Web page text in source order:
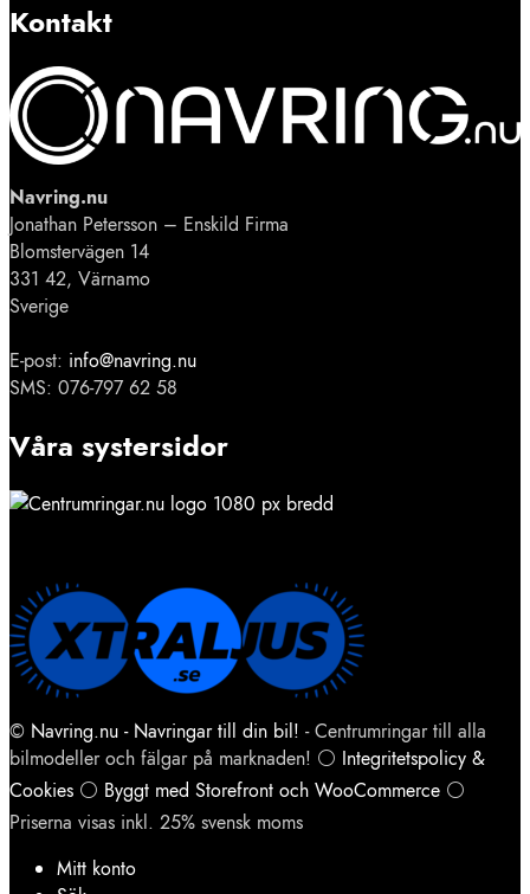
Kontakt
Navring.nu
Jonathan Petersson – Enskild Firma
Blomstervägen 14
331 42, Värnamo
Sverige
E-post: info@navring.nu
SMS: 076-797 62 58
Våra systersidor
© Navring.nu - Navringar till din bil! - Centrumringar till alla
bilmodeller och fälgar på marknaden! ⚪ Integritetspolicy &
Cookies ⚪ Byggt med Storefront och WooCommerce ⚪
Priserna visas inkl. 25% svensk moms
Mitt konto